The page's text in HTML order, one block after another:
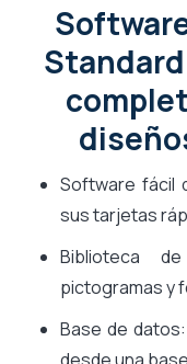
Software fácil
sus tarjetas
Biblioteca
pictogramas y
Base de